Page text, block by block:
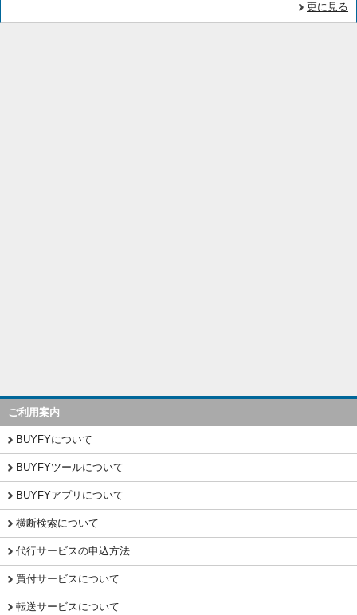
更に見る
ご利用案内
BUYFYについて
BUYFYツールについて
BUYFYアプリについて
横断検索について
代行サービスの申込方法
買付サービスについて
転送サービスについて